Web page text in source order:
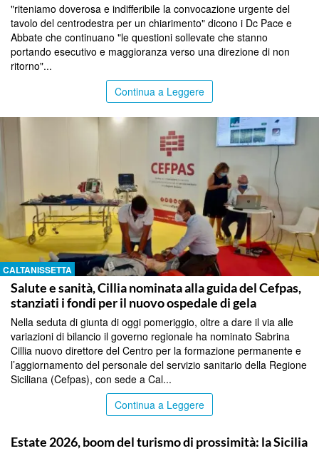
"riteniamo doverosa e indifferibile la convocazione urgente del
tavolo del centrodestra per un chiarimento" dicono i Dc Pace e
Abbate che continuano "le questioni sollevate che stanno
portando esecutivo e maggioranza verso una direzione di non
ritorno"...
Continua a Leggere
CALTANISSETTA
Salute e sanità, Cillia nominata alla guida del Cefpas,
stanziati i fondi per il nuovo ospedale di gela
Nella seduta di giunta di oggi pomeriggio, oltre a dare il via alle
variazioni di bilancio il governo regionale ha nominato Sabrina
Cillia nuovo direttore del Centro per la formazione permanente e
l’aggiornamento del personale del servizio sanitario della Regione
Siciliana (Cefpas), con sede a Cal...
Continua a Leggere
Estate 2026, boom del turismo di prossimità: la Sicilia